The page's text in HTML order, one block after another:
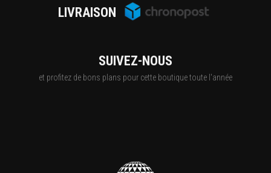
LIVRAISON
SUIVEZ-NOUS
et profitez de bons plans pour cette boutique toute l'année